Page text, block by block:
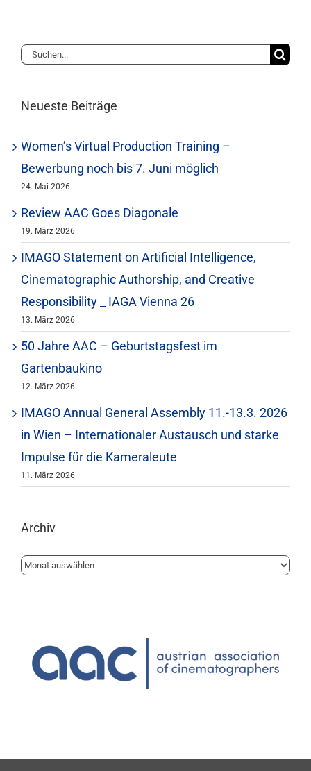
Suche
Neueste Beiträge
Women’s Virtual Production Training –
Bewerbung noch bis 7. Juni möglich
24. Mai 2026
Review AAC Goes Diagonale
19. März 2026
IMAGO Statement on Artificial Intelligence,
Cinematographic Authorship, and Creative
Responsibility _ IAGA Vienna 26
13. März 2026
50 Jahre AAC – Geburtstagsfest im
Gartenbaukino
12. März 2026
IMAGO Annual General Assembly 11.-13.3. 2026
in Wien – Internationaler Austausch und starke
Impulse für die Kameraleute
11. März 2026
Archiv
Archiv